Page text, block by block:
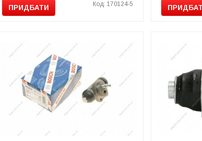
ПРИДБАТИ Код: 170124-5